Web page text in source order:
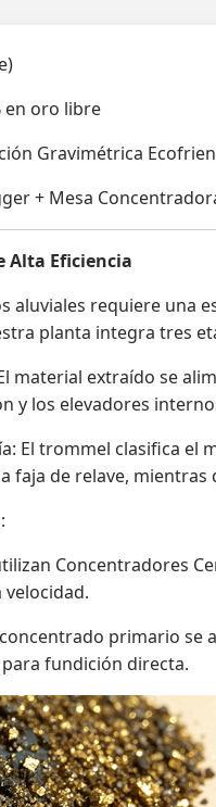
en oro libre
Gravimétrica
+ Mesa
Alta Eficiencia
aluviales requiere una
planta integra tres
material extraído se
y los elevadores
El trommel clasifica el
faja de relave,
Concentradores
primario
para fundición directa.